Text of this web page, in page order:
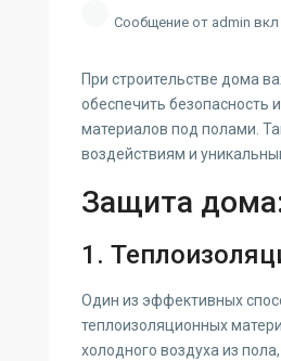
Сообщение от admin вкл
При строительстве дома
обеспечить безопасность
материалов под полами.
воздействиям и
Защита
1.
Один из эффективных
теплоизоляционных
холодного воздуха из